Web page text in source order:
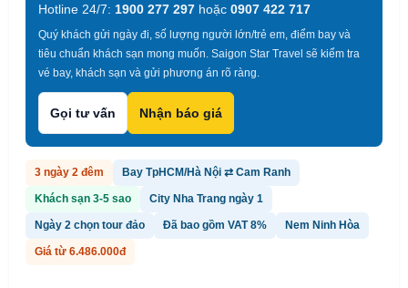
Hotline 24/7: 1900 277 297 hoặc 0907 422 717
Quý khách gửi ngày đi, số lượng người lớn/trẻ em, điểm bay và
tiêu chuẩn khách sạn mong muốn. Saigon Star Travel sẽ kiểm tra
vé bay, khách sạn và gửi phương án rõ ràng.
Gọi tư vấn Nhận báo giá
3 ngày 2 đêm Bay TpHCM/Hà Nội ⇄ Cam Ranh
Khách sạn 3-5 sao City Nha Trang ngày 1
Ngày 2 chọn tour đảo Đã bao gồm VAT 8% Nem Ninh Hòa
Giá từ 6.486.000đ